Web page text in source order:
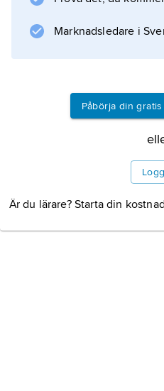
Marknadsledare i
Påbörja din
Är du lärare? Starta din